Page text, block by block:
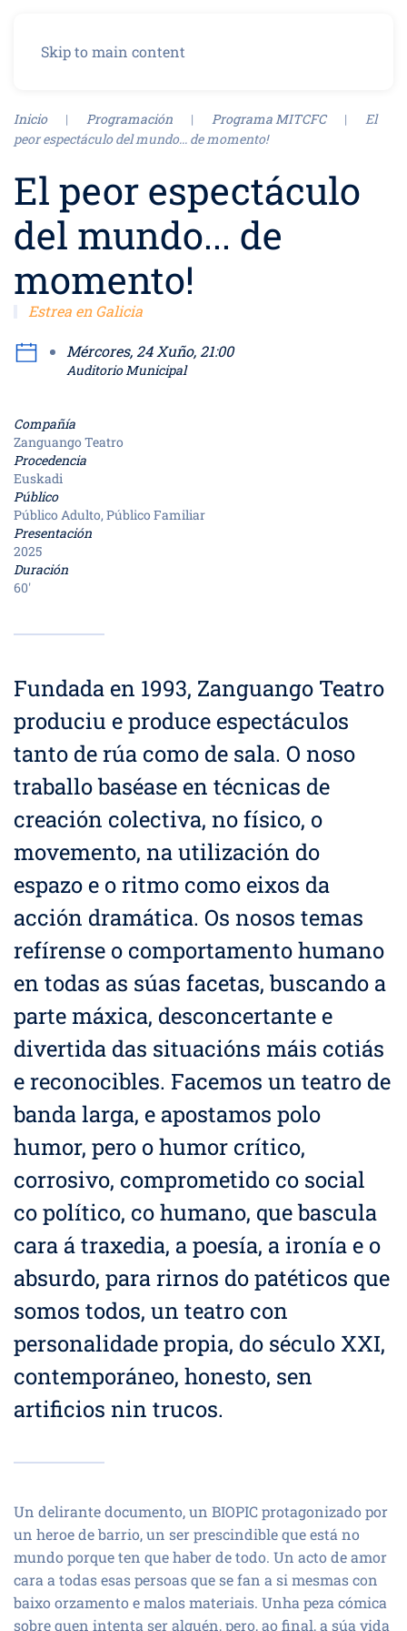
Skip to main content
Inicio Programación Programa MITCFC
El
peor espectáculo del mundo... de momento!
El peor espectáculo
del mundo... de
momento!
Estrea en Galicia
Mércores, 24 Xuño, 21:00
Auditorio Municipal
Compañía
Zanguango Teatro
Procedencia
Euskadi
Público
Público Adulto, Público Familiar
Presentación
2025
Duración
60'
Fundada en 1993, Zanguango Teatro
produciu e produce espectáculos
tanto de rúa como de sala. O noso
traballo baséase en técnicas de
creación colectiva, no físico, o
movemento, na utilización do
espazo e o ritmo como eixos da
acción dramática. Os nosos temas
refírense o comportamento humano
en todas as súas facetas, buscando a
parte máxica, desconcertante e
divertida das situacións máis cotiás
e reconocibles. Facemos un teatro de
banda larga, e apostamos polo
humor, pero o humor crítico,
corrosivo, comprometido co social
co político, co humano, que bascula
cara á traxedia, a poesía, a ironía e o
absurdo, para rirnos do patéticos que
somos todos, un teatro con
personalidade propia, do século XXI,
contemporáneo, honesto, sen
artificios nin trucos.
Un delirante documento, un BIOPIC protagonizado por
un heroe de barrio, un ser prescindible que está no
mundo porque ten que haber de todo. Un acto de amor
cara a todas esas persoas que se fan a si mesmas con
baixo orzamento e malos materiais. Unha peza cómica
sobre quen intenta ser alguén, pero, ao final, a súa vida